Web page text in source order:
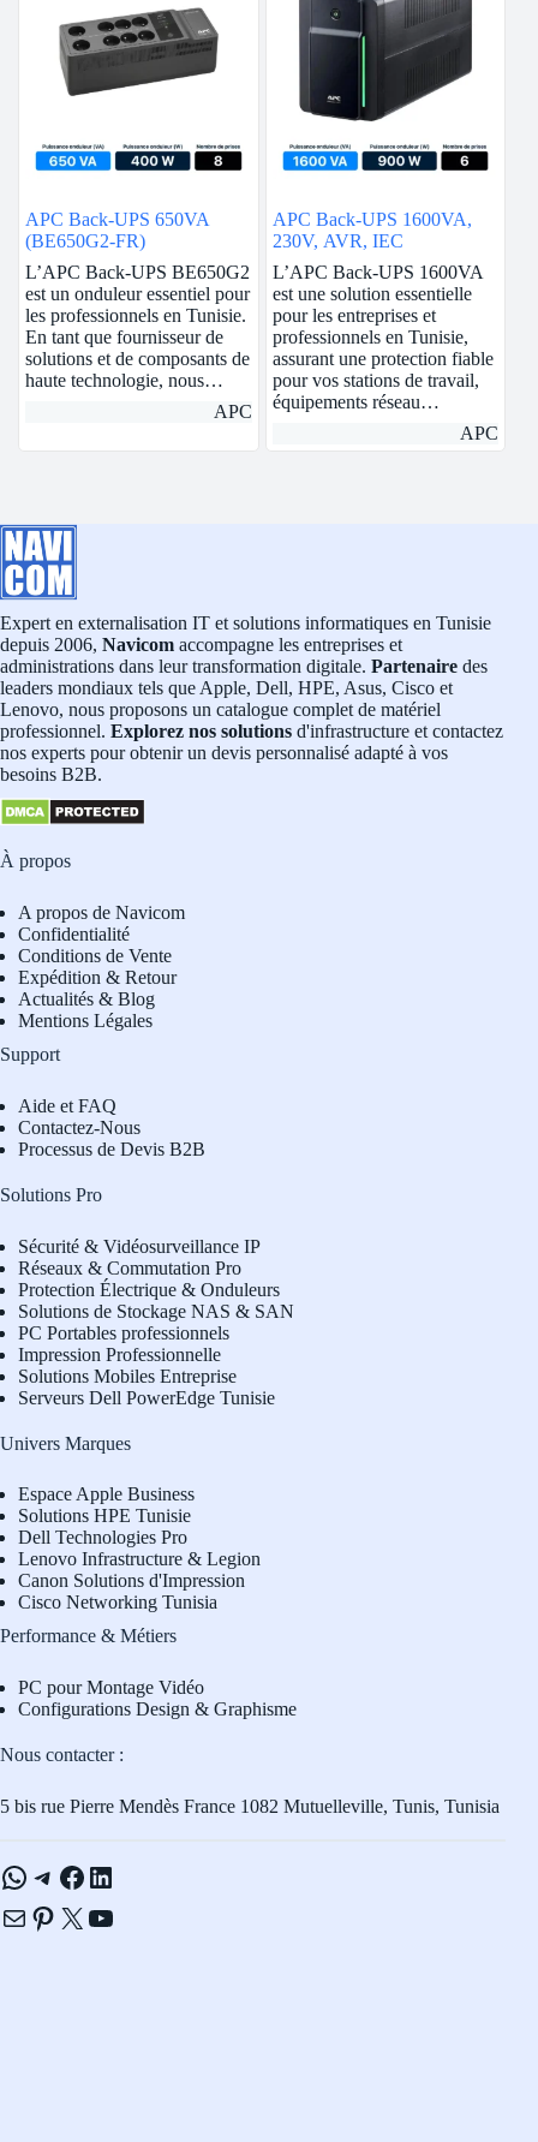
APC Back-UPS 650VA
(BE650G2-FR)
L’APC Back-UPS BE650G2
est un onduleur essentiel pour
les professionnels en Tunisie.
En tant que fournisseur de
solutions et de composants de
haute technologie, nous…
APC
APC Back-UPS 1600VA,
230V, AVR, IEC
L’APC Back-UPS 1600VA
est une solution essentielle
pour les entreprises et
professionnels en Tunisie,
assurant une protection fiable
pour vos stations de travail,
équipements réseau…
APC
Expert en externalisation IT et solutions informatiques en Tunisie
depuis 2006, Navicom accompagne les entreprises et
administrations dans leur transformation digitale. Partenaire des
leaders mondiaux tels que Apple, Dell, HPE, Asus, Cisco et
Lenovo, nous proposons un catalogue complet de matériel
professionnel. Explorez nos solutions d'infrastructure et contactez
nos experts pour obtenir un devis personnalisé adapté à vos
besoins B2B.
À propos
A propos de Navicom
Confidentialité
Conditions de Vente
Expédition & Retour
Actualités & Blog
Mentions Légales
Support
Aide et FAQ
Contactez-Nous
Processus de Devis B2B
Solutions Pro
Sécurité & Vidéosurveillance IP
Réseaux & Commutation Pro
Protection Électrique & Onduleurs
Solutions de Stockage NAS & SAN
PC Portables professionnels
Impression Professionnelle
Solutions Mobiles Entreprise
Serveurs Dell PowerEdge Tunisie
Univers Marques
Espace Apple Business
Solutions HPE Tunisie
Dell Technologies Pro
Lenovo Infrastructure & Legion
Canon Solutions d'Impression
Cisco Networking Tunisia
Performance & Métiers
PC pour Montage Vidéo
Configurations Design & Graphisme
Nous contacter :
5 bis rue Pierre Mendès France 1082 Mutuelleville, Tunis, Tunisia
WhatsApp
Telegram
Facebook
LinkedIn
E-mailPinterest
X YouTube